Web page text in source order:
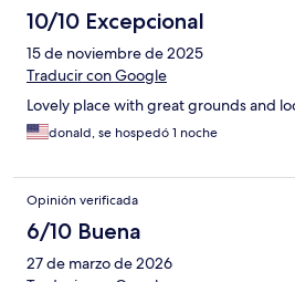
10/10 Excepcional
15 de noviembre de 2025
Traducir con Google
Lovely place with great grounds and
donald, se hospedó 1 noche
Opinión verificada
6/10 Buena
27 de marzo de 2026